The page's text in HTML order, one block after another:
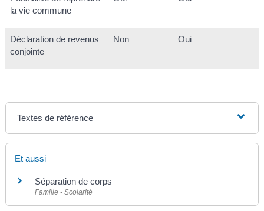
la vie commune
Déclaration de revenus
conjointe
Non Oui
Textes de référence
Et aussi
Séparation de corps
Famille - Scolarité